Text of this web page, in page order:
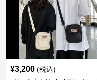
¥3,200 (税込)